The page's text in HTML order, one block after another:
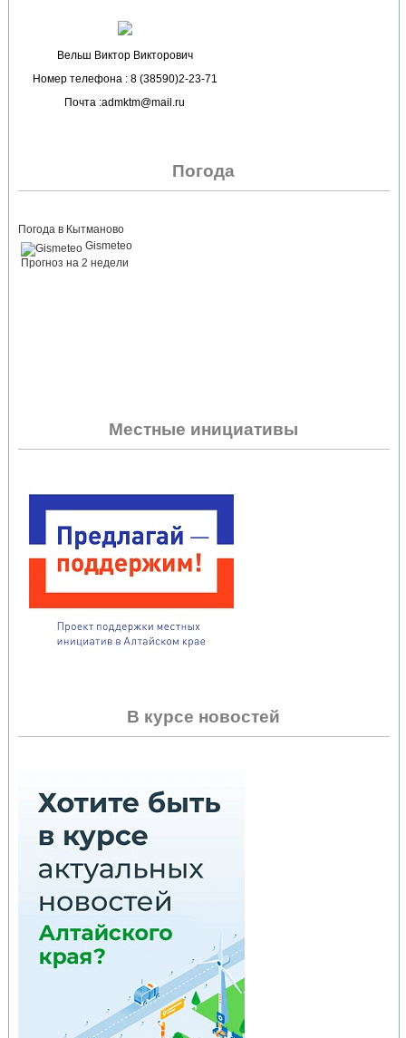
Вельш Виктор Викторович
Номер телефона : 8 (38590)2-23-71
Почта :admktm@mail.ru
Погода
Погода в Кытманово
Gismeteo
Прогноз на 2 недели
Местные инициативы
В курсе новостей